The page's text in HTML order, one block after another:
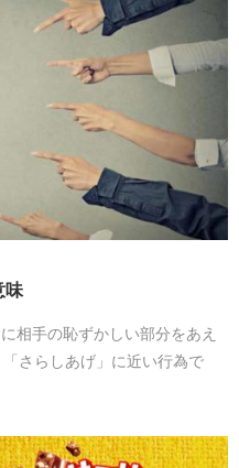
味
相手の恥ずかしい部分をあえ
さらしあげ」に近い行為で